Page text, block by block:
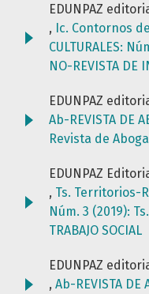
EDUNPAZ
, Ic. Contornos
CULTURALES:
NO-REVISTA DE
EDUNPAZ
Ab-REVISTA DE
Revista de
EDUNPAZ
, Ts. Territorios-
Núm. 3 (2019):
TRABAJO SOCIAL
EDUNPAZ
, Ab-REVISTA DE